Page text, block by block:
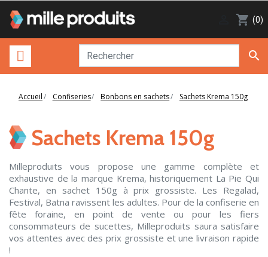
shopping_cart (0)

Accueil Confiseries Bonbons en sachets Sachets Krema 150g
Sachets Krema 150g
Milleproduits vous propose une gamme complète et
exhaustive de la marque Krema, historiquement La Pie Qui
Chante, en sachet 150g à prix grossiste. Les Regalad,
Festival, Batna ravissent les adultes. Pour de la confiserie en
fête foraine, en point de vente ou pour les fiers
consommateurs de sucettes, Milleproduits saura satisfaire
vos attentes avec des prix grossiste et une livraison rapide
!